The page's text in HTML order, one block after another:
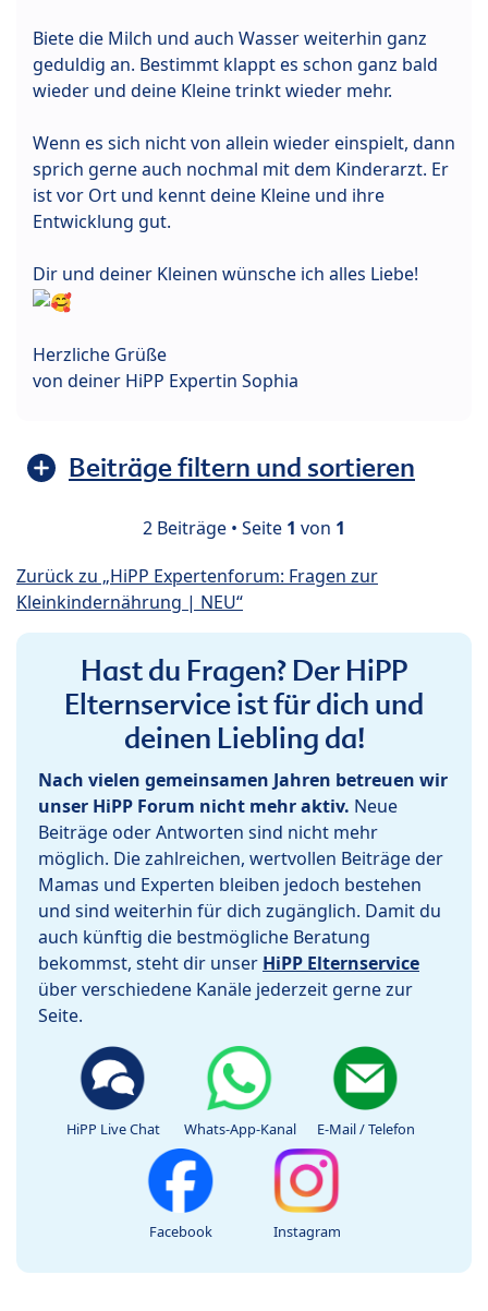
Biete die Milch und auch Wasser weiterhin ganz
geduldig an. Bestimmt klappt es schon ganz bald
wieder und deine Kleine trinkt wieder mehr.
Wenn es sich nicht von allein wieder einspielt, dann
sprich gerne auch nochmal mit dem Kinderarzt. Er
ist vor Ort und kennt deine Kleine und ihre
Entwicklung gut.
Dir und deiner Kleinen wünsche ich alles Liebe!
Herzliche Grüße
von deiner HiPP Expertin Sophia
Beiträge filtern und sortieren
2 Beiträge • Seite 1 von 1
Zurück zu „HiPP Expertenforum: Fragen zur
Kleinkindernährung | NEU“
Hast du Fragen? Der HiPP
Elternservice ist für dich und
deinen Liebling da!
Nach vielen gemeinsamen Jahren betreuen wir
unser HiPP Forum nicht mehr aktiv. Neue
Beiträge oder Antworten sind nicht mehr
möglich. Die zahlreichen, wertvollen Beiträge der
Mamas und Experten bleiben jedoch bestehen
und sind weiterhin für dich zugänglich. Damit du
auch künftig die bestmögliche Beratung
bekommst, steht dir unser HiPP Elternservice
über verschiedene Kanäle jederzeit gerne zur
Seite.
HiPP Live Chat Whats-App-Kanal E-Mail / Telefon
Facebook Instagram